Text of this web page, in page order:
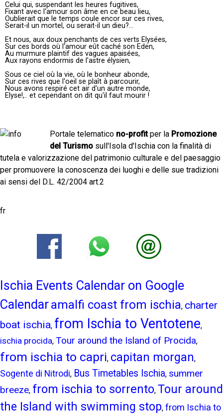
Celui qui, suspendant les heures fugitives,
Fixant avec l'amour son âme en ce beau lieu,
Oublierait que le temps coule encor sur ces rives,
Serait-il un mortel, ou serait-il un dieu?...
Et nous, aux doux penchants de ces verts Elysées,
Sur ces bords où l'amour eût caché son Eden,
Au murmure plaintif des vagues apaisées,
Aux rayons endormis de l'astre élysien,
Sous ce ciel où la vie, où le bonheur abonde,
Sur ces rives que l'oeil se plaît à parcourir,
Nous avons respiré cet air d'un autre monde,
Elyse!,.. et cependant on dit qu'il faut mourir !
Portale telematico no-profitper la Promozione
del Turismo sull'Isola d'Ischia con la finalità di
tutela e valorizzazione del patrimonio culturale e del paesaggio
per promuovere la conoscenza dei luoghi e delle sue tradizioni
ai sensi del D.L. 42/2004 art.2
fr
Ischia Events Calendar on Google
Calendaramalfi coast from ischia, charter
boat ischia, from Ischia to Ventotene,
ischia procida, Tour around the Island of Procida,
from ischia to capri, capitan morgan,
Sogente di Nitrodi, Bus Timetables Ischia, summer
breeze, from ischia to sorrento, Tour around
the Island with swimming stop, from Ischia to